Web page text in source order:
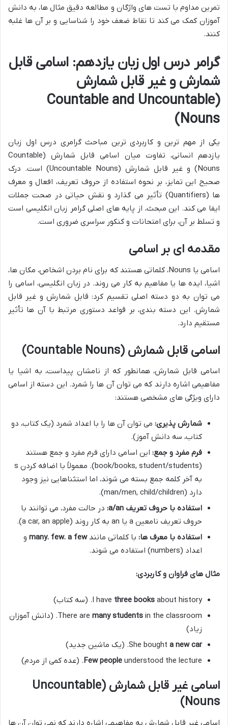
تمرین مداوم با تست های واژگان و مطالعه دقیق مثال ها، به دانش
آموزان کمک می کند تا نقاط ضعف خود را شناسایی و بر آن ها غلبه
کنند.
گرامر درس اول زبان یازدهم: اسامی قابل
شمارش و غیر قابل شمارش
(Countable and Uncountable
Nouns)
یکی از مهم ترین و کاربردی ترین مباحث گرامری درس اول زبان
یازدهم انسانی، تفاوت میان اسامی قابل شمارش (Countable
Nouns) و غیر قابل شمارش (Uncountable Nouns) است. درک
صحیح این تمایز، بر نحوه استفاده از حروف تعریف، افعال و معرف
ها (Quantifiers) تأثیر می گذارد و نقش حیاتی در صحت جملات
ایفا می کند. این مبحث، از پایه های اصلی گرامر زبان انگلیسی است
و تسلط بر آن، برای امتحانات و کنکور سراسری ضروری است.
مقدمه ای بر اسامی
اسامی یا Nouns، کلماتی هستند که برای نام بردن اشخاص، مکان ها،
اشیا، ایده ها یا مفاهیم به کار می روند. در زبان انگلیسی، اسامی را
می توان به دو دسته اصلی تقسیم کرد: قابل شمارش و غیر قابل
شمارش. این دسته بندی، بر قواعد دستوری مرتبط با آن ها تأثیر
مستقیم دارد.
اسامی قابل شمارش (Countable Nouns)
اسامی قابل شمارش، همانطور که از نامشان پیداست، به اشیا یا
مفاهیمی اشاره دارند که می توان آن ها را شمرد. این دسته از اسامی
دارای ویژگی های مشخصی هستند:
شمارش پذیری: می توان آن ها را با اعداد شمرد (یک کتاب، دو
کتاب، سه دانش آموز).
فرم مفرد و جمع: این اسامی دارای فرم مفرد و جمع هستند
(book/books, student/students). معمولاً با اضافه کردن s
به آخر کلمه جمع بسته می شوند، اما استثناهایی نیز وجود
دارد (man/men, child/children).
استفاده با حروف تعریف a/an:
در حالت مفرد، می توانند با
حروف تعریف نامعین a یا an به کار روند (a car, an apple).
استفاده با معرف ها: با کلماتی مانند many، few، a few
و
اعداد (numbers) استفاده می شوند.
مثال های فراوان و کاربردی:
I have three books about history. (سه کتاب)
There are many students
in the classroom. (دانش آموزان
زیاد)
She bought a new car
. (یک ماشین جدید)
Few people understood the lecture. (عده کمی از مردم)
اسامی غیر قابل شمارش (Uncountable
Nouns)
اسامی غیر قابل شمارش به مفاهیمی اشاره دارند که نمی توان آن ها